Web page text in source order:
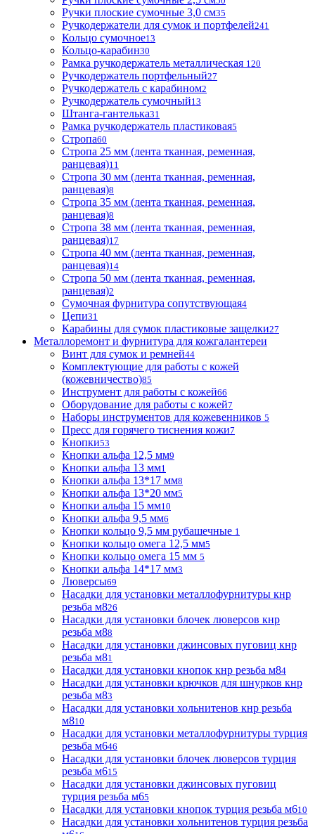
Ручки плоские сумочные 3,0 см35
Ручкодержатели для сумок и портфелей241
Кольцо сумочное13
Кольцо-карабин30
Рамка ручкодержатель металлическая 120
Ручкодержатель портфельный27
Ручкодержатель с карабином2
Ручкодержатель сумочный13
Штанга-гантелька31
Рамка ручкодержатель пластиковая5
Стропа60
Стропа 25 мм (лента тканная, ременная,
ранцевая)11
Стропа 30 мм (лента тканная, ременная,
ранцевая)8
Стропа 35 мм (лента тканная, ременная,
ранцевая)8
Стропа 38 мм (лента тканная, ременная,
ранцевая)17
Стропа 40 мм (лента тканная, ременная,
ранцевая)14
Стропа 50 мм (лента тканная, ременная,
ранцевая)2
Сумочная фурнитура сопутствующая4
Цепи31
Карабины для сумок пластиковые защелки27
Металлоремонт и фурнитура для кожгалантереи
Винт для сумок и ремней44
Комплектующие для работы с кожей
(кожевничество)85
Инструмент для работы с кожей66
Оборудование для работы с кожей7
Наборы инструментов для кожевенников 5
Пресс для горячего тиснения кожи7
Кнопки53
Кнопки альфа 12,5 мм9
Кнопки альфа 13 мм1
Кнопки альфа 13*17 мм8
Кнопки альфа 13*20 мм5
Кнопки альфа 15 мм10
Кнопки альфа 9,5 мм6
Кнопки кольцо 9,5 мм рубашечные 1
Кнопки кольцо омега 12,5 мм5
Кнопки кольцо омега 15 мм 5
Кнопки альфа 14*17 мм3
Люверсы69
Насадки для установки металлофурнитуры кнр
резьба м826
Насадки для установки блочек люверсов кнр
резьба м88
Насадки для установки джинсовых пуговиц кнр
резьба м81
Насадки для установки кнопок кнр резьба м84
Насадки для установки крючков для шнурков кнр
резьба м83
Насадки для установки хольнитенов кнр резьба
м810
Насадки для установки металлофурнитуры турция
резьба м646
Насадки для установки блочек люверсов турция
резьба м615
Насадки для установки джинсовых пуговиц
турция резьба м65
Насадки для установки кнопок турция резьба м610
Насадки для установки хольнитенов турция резьба